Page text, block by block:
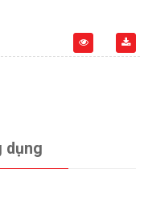
dụng